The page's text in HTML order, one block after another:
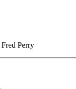
Perry